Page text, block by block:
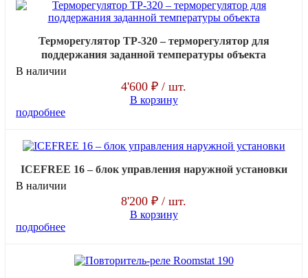
Терморегулятор ТР-320 – терморегулятор для
поддержания заданной температуры объекта
В наличии
4'600 ₽ / шт.
В корзину
подробнее
ICEFREE 16 – блок управления наружной установки
В наличии
8'200 ₽ / шт.
В корзину
подробнее